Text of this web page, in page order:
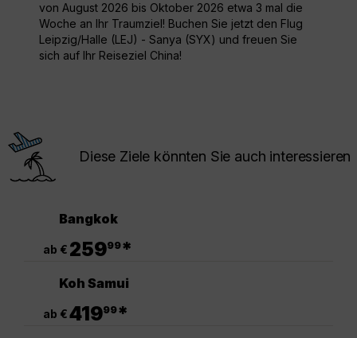
von August 2026 bis Oktober 2026 etwa 3 mal die
Woche an Ihr Traumziel! Buchen Sie jetzt den Flug
Leipzig/Halle (LEJ) - Sanya (SYX) und freuen Sie
sich auf Ihr Reiseziel China!
Diese Ziele könnten Sie auch interessieren
Bangkok
ab € 25999*
Koh Samui
ab €41999*